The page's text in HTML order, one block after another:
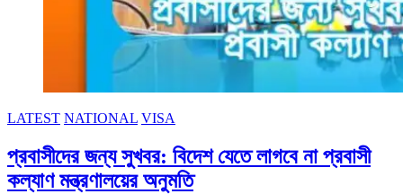
LATEST NATIONAL VISA
প্রবাসীদের জন্য সুখবর: বিদেশ যেতে লাগবে না প্রবাসী
কল্যাণ মন্ত্রণালয়ের অনুমতি